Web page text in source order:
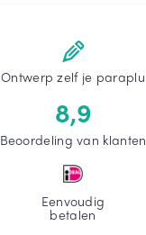
Ontwerp zelf je paraplu
8,9
Beoordeling van klanten
Eenvoudig
betalen